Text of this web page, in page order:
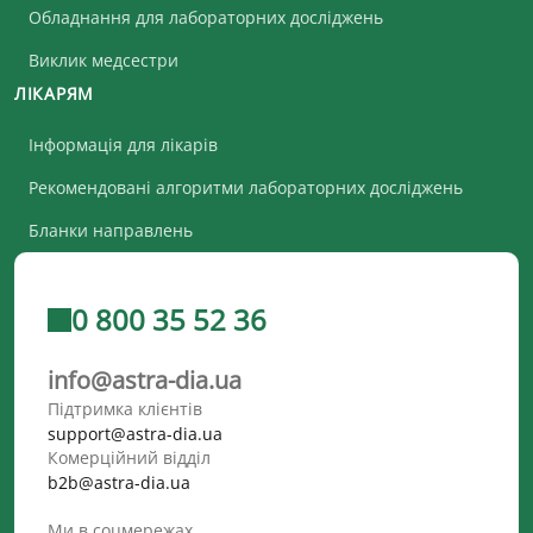
Обладнання для лабораторних досліджень
Виклик медсестри
ЛІКАРЯМ
Інформація для лікарів
Рекомендовані алгоритми лабораторних досліджень
Бланки направлень
0 800 35 52 36
info@astra-dia.ua
Підтримка клієнтів
support@astra-dia.ua
Комерційний відділ
b2b@astra-dia.ua